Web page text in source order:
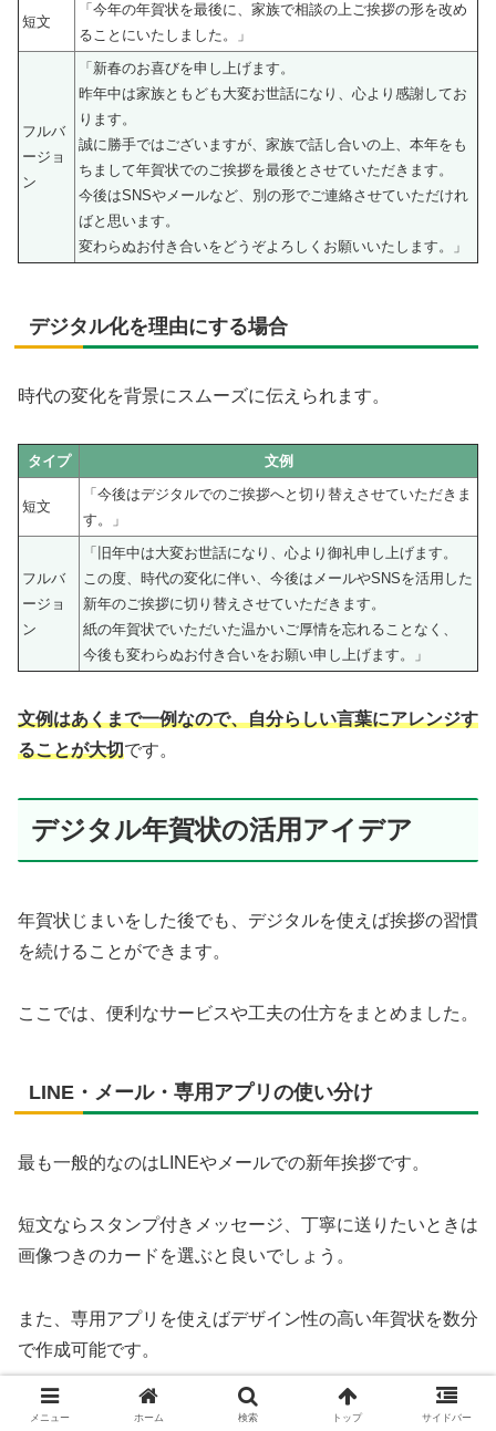
短文
「今年の年賀状を最後に、家族で相談の上ご挨拶の形を改め
ることにいたしました。」
フルバ
ージョ
ン
「新春のお喜びを申し上げます。
昨年中は家族ともども大変お世話になり、心より感謝してお
ります。
誠に勝手ではございますが、家族で話し合いの上、本年をも
ちまして年賀状でのご挨拶を最後とさせていただきます。
今後はSNSやメールなど、別の形でご連絡させていただけれ
ばと思います。
変わらぬお付き合いをどうぞよろしくお願いいたします。」
デジタル化を理由にする場合
時代の変化を背景にスムーズに伝えられます。
タイプ 文例
短文
「今後はデジタルでのご挨拶へと切り替えさせていただきま
す。」
フルバ
ージョ
ン
「旧年中は大変お世話になり、心より御礼申し上げます。
この度、時代の変化に伴い、今後はメールやSNSを活用した
新年のご挨拶に切り替えさせていただきます。
紙の年賀状でいただいた温かいご厚情を忘れることなく、
今後も変わらぬお付き合いをお願い申し上げます。」
文例はあくまで一例なので、自分らしい言葉にアレンジす
ることが大切です。
デジタル年賀状の活用アイデア
年賀状じまいをした後でも、デジタルを使えば挨拶の習慣
を続けることができます。
ここでは、便利なサービスや工夫の仕方をまとめました。
LINE・メール・専用アプリの使い分け
最も一般的なのはLINEやメールでの新年挨拶です。
短文ならスタンプ付きメッセージ、丁寧に送りたいときは
画像つきのカードを選ぶと良いでしょう。
また、専用アプリを使えばデザイン性の高い年賀状を数分
で作成可能です。
相手や状況に応じてツールを使い分けると、より心のこも
メニュー ホーム 検索 トップ サイドバー